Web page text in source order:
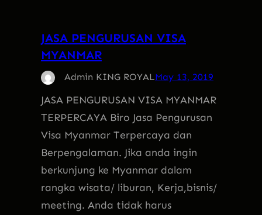
JASA PENGURUSAN VISA
MYANMAR
Admin KING ROYALMay 13, 2019
JASA PENGURUSAN VISA MYANMAR
TERPERCAYA Biro Jasa Pengurusan
Visa Myanmar Terpercaya dan
Berpengalaman. Jika anda ingin
berkunjung ke Myanmar dalam
rangka wisata/ liburan, Kerja,bisnis/
meeting. Anda tidak harus